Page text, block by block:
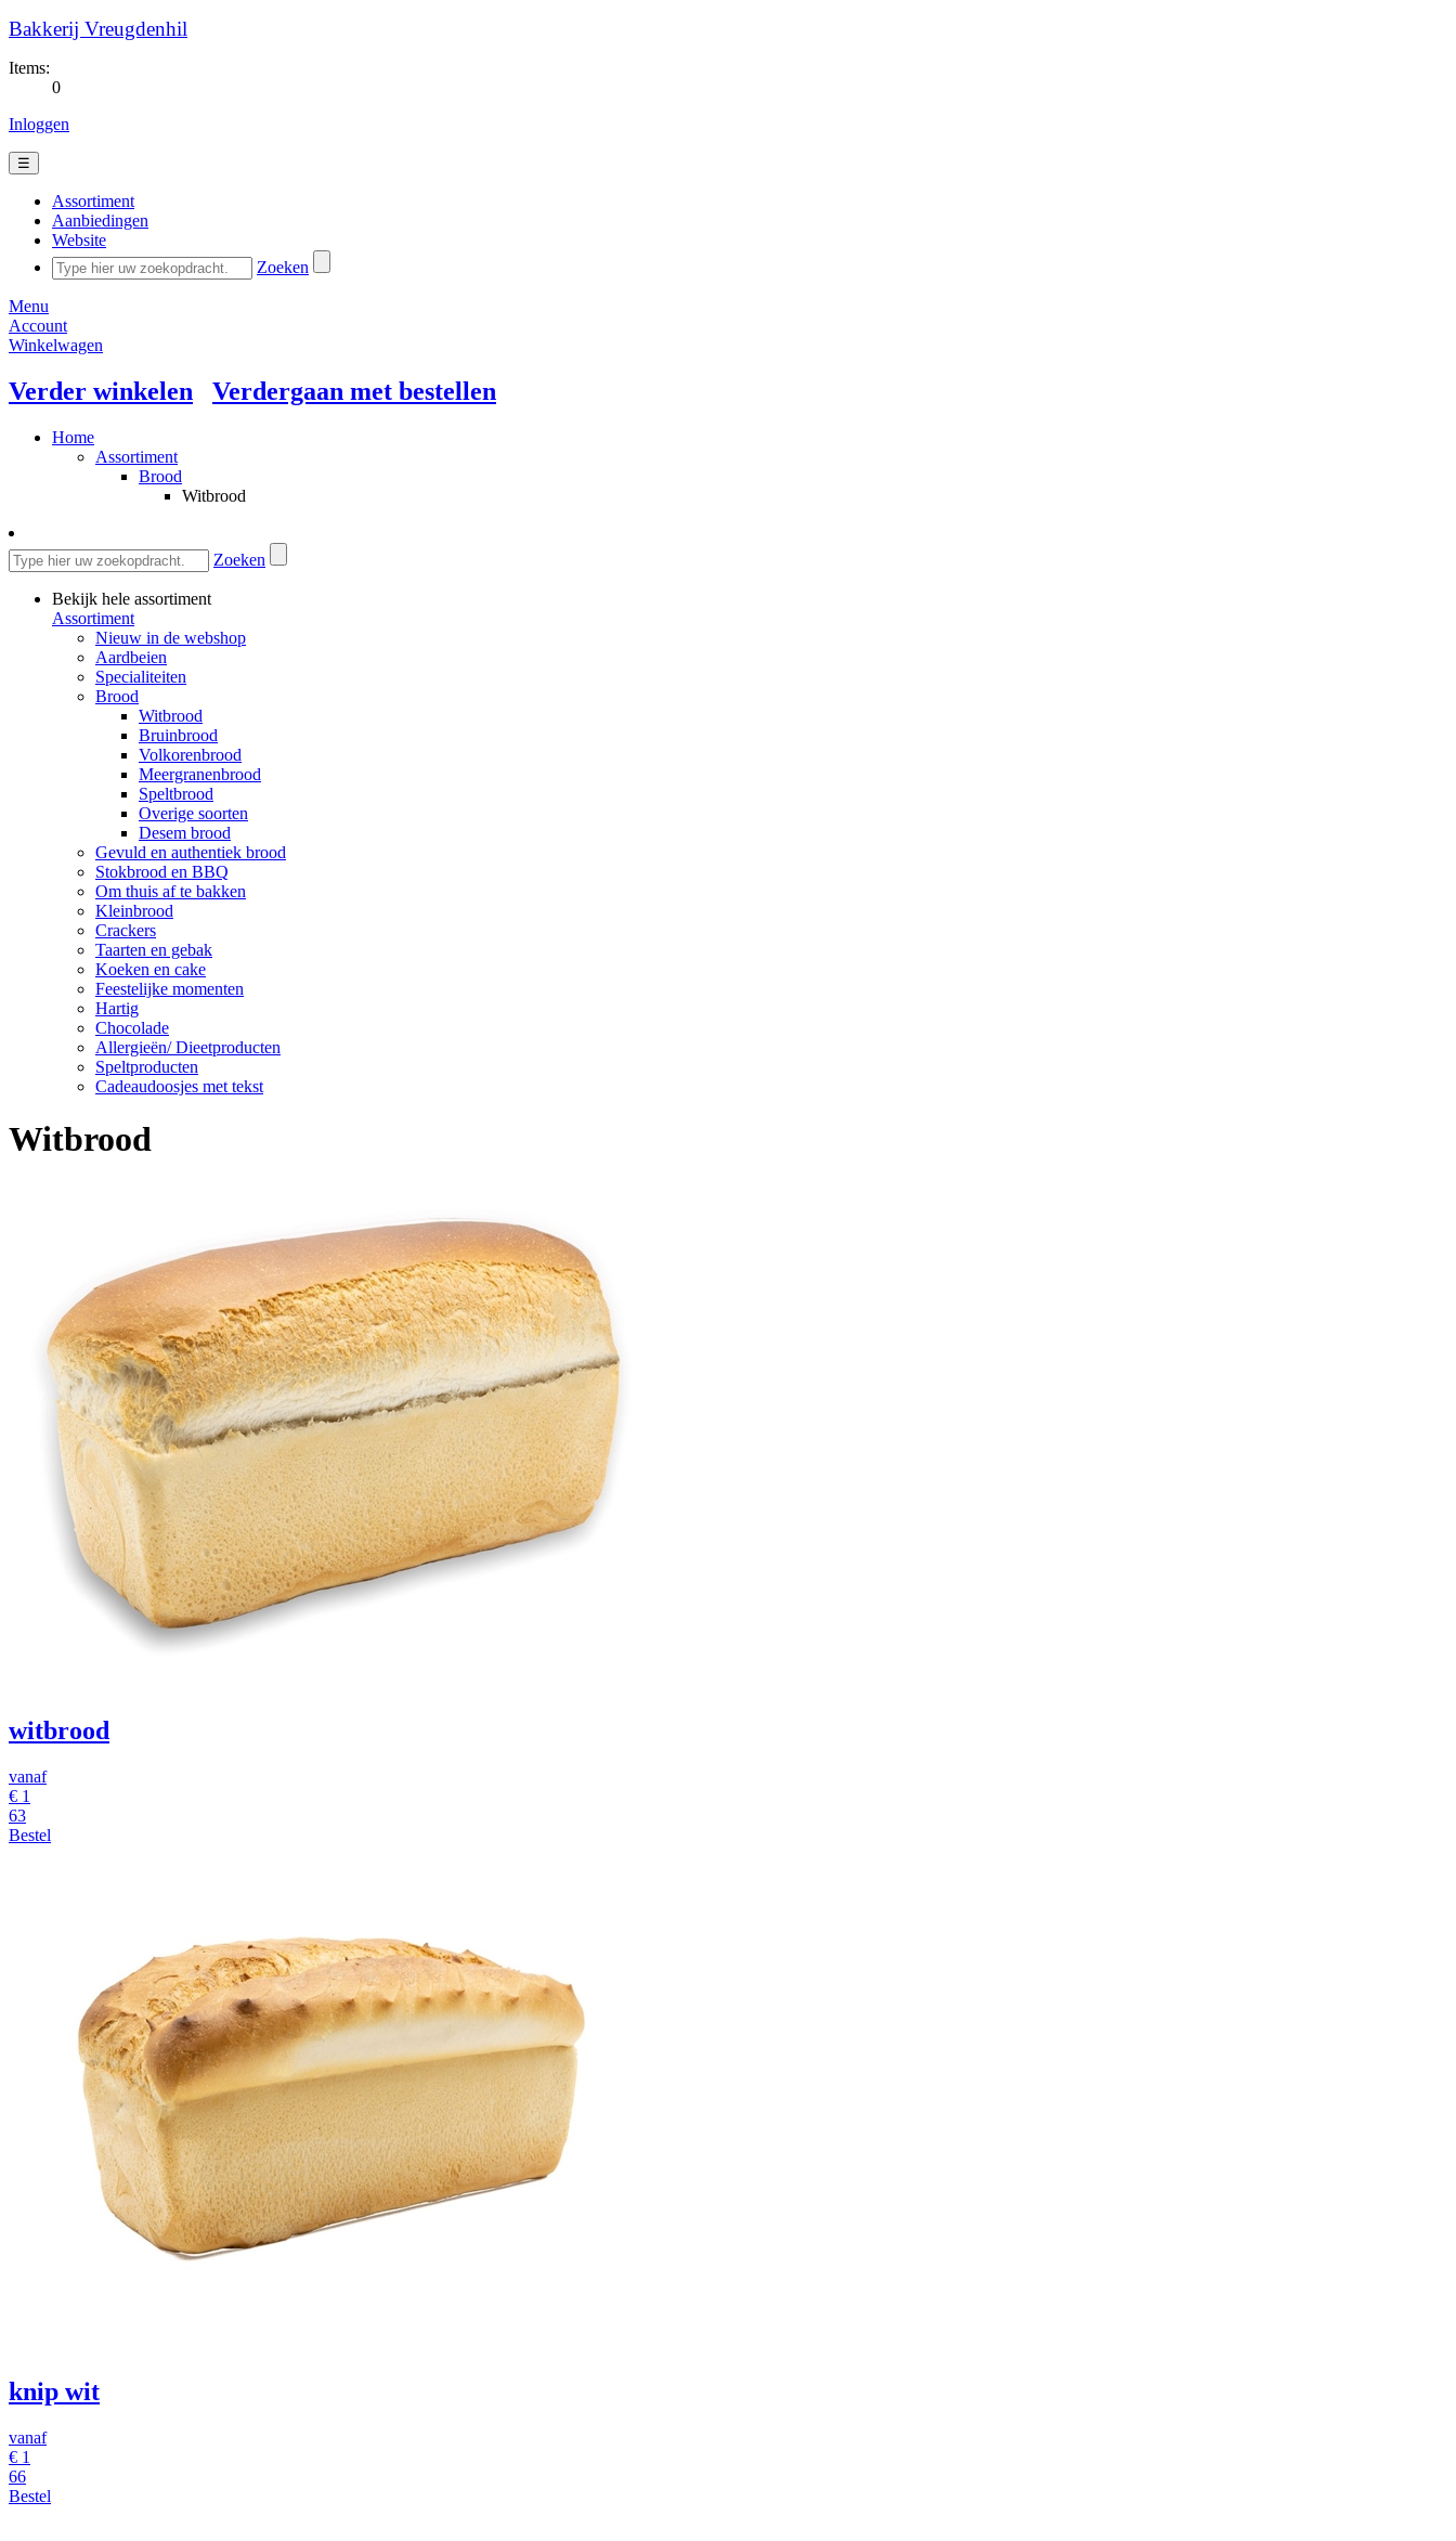
Bakkerij Vreugdenhil
Items:
0
Inloggen
☰
Assortiment
Aanbiedingen
Website
Zoeken
Menu
Account
Winkelwagen
Verder winkelen Verdergaan met bestellen
Home
Assortiment
Brood
Witbrood
Zoeken
Bekijk hele assortiment
Assortiment
Nieuw in de webshop
Aardbeien
Specialiteiten
Brood
Witbrood
Bruinbrood
Volkorenbrood
Meergranenbrood
Speltbrood
Overige soorten
Desem brood
Gevuld en authentiek brood
Stokbrood en BBQ
Om thuis af te bakken
Kleinbrood
Crackers
Taarten en gebak
Koeken en cake
Feestelijke momenten
Hartig
Chocolade
Allergieën/ Dieetproducten
Speltproducten
Cadeaudoosjes met tekst
Witbrood
witbrood
vanaf
€ 1
63
Bestel
knip wit
vanaf
€ 1
66
Bestel